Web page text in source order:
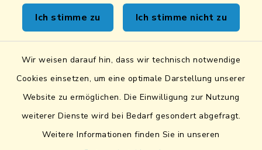
Ich stimme zu Ich stimme nicht zu
Wir weisen darauf hin, dass wir technisch notwendige
Cookies einsetzen, um eine optimale Darstellung unserer
Website zu ermöglichen. Die Einwilligung zur Nutzung
weiterer Dienste wird bei Bedarf gesondert abgefragt.
Weitere Informationen finden Sie in unseren
Kontakt
Sicheres Kontaktformular
Sicherer Datentransfer
Datenschutz